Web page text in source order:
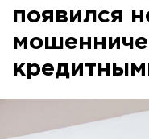
появился